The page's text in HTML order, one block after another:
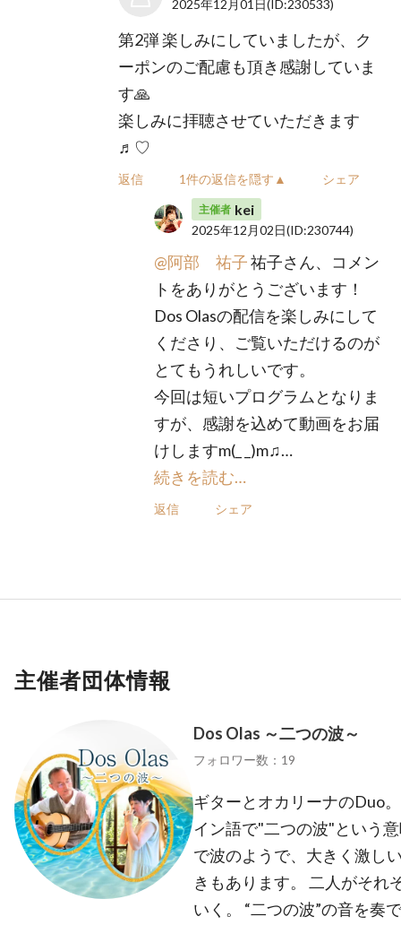
2025年12月01日(ID:230533)
第2弾 楽しみにしていましたが、ク
ーポンのご配慮も頂き感謝していま
す🙏
楽しみに拝聴させていただきます
♬♡
返信 1件の返信を隠す▲ シェア
主催者 kei
2025年12月02日(ID:230744)
@阿部 祐子祐子さん、コメン
トをありがとうございます！
Dos Olasの配信を楽しみにして
くださり、ご覧いただけるのが
とてもうれしいです。
今回は短いプログラムとなりま
すが、感謝を込めて動画をお届
けしますm(_ _)m♫…
続きを読む…
返信 シェア
主催者団体情報
Dos Olas ～二つの波～
フォロワー数：19
ギターとオカリーナのDuo
イン語で"二つの波"という
で波のようで、大きく激し
きもあります。 二人がそれ
いく。 “二つの波”の音を奏